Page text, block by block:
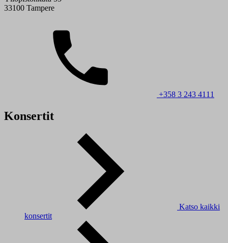
33100 Tampere
+358 3 243 4111
Konsertit
Katso kaikki
konsertit